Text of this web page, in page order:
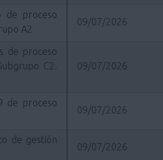
de proceso
A2
09/07/2026
de proceso
C2.
09/07/2026
de proceso
09/07/2026
de gestión
09/07/2026